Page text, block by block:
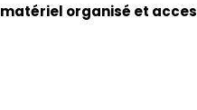
organisé et